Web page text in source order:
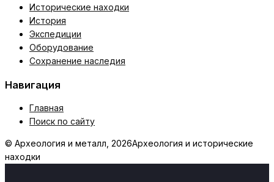
Исторические находки
История
Экспедиции
Оборудование
Сохранение наследия
Навигация
Главная
Поиск по сайту
© Археология и металл, 2026Археология и исторические
находки